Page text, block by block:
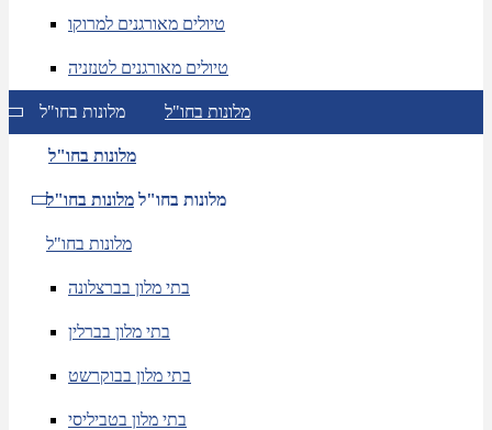
טיולים מאורגנים למרוקו
טיולים מאורגנים לטנזניה
מלונות בחו"ל מלונות בחו"ל
מלונות בחו"ל
מלונות בחו"ל מלונות בחו"ל
מלונות בחו"ל
בתי מלון בברצלונה
בתי מלון בברלין
בתי מלון בבוקרשט
בתי מלון בטביליסי